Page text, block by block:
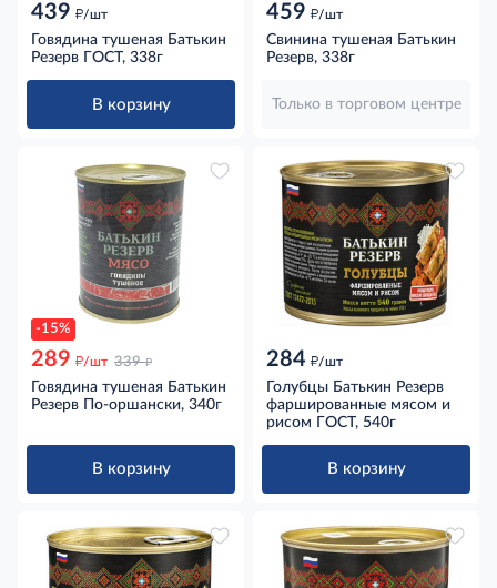
439 д/шт
Говядина тушеная Батькин
Резерв ГОСТ, 338г
В корзину
459 д/шт
Свинина тушеная Батькин
Резерв, 338г
Только в торговом центре
-15%
289 д/шт 339 д
Говядина тушеная Батькин
Резерв По-оршански, 340г
В корзину
284 д/шт
Голубцы Батькин Резерв
фаршированные мясом и
рисом ГОСТ, 540г
В корзину